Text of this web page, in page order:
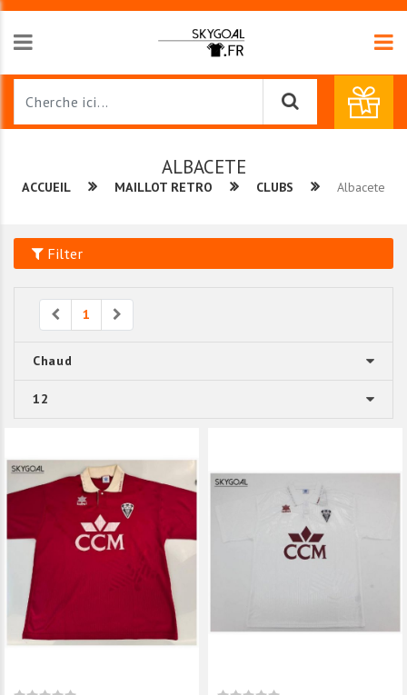
ALBACETE
ACCUEIL MAILLOT RETRO CLUBS Albacete
Filter
Previous
1